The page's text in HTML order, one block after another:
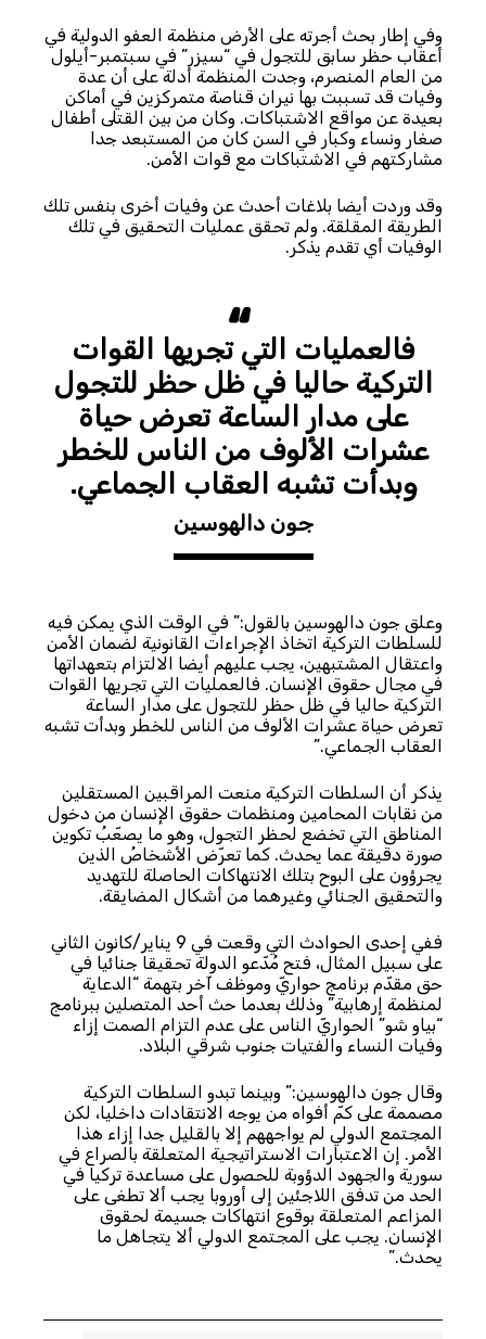
وفي إطار بحث أجرته على الأرض منظمة العفو الدولية في
أعقاب حظر سابق للتجول في “سيزر” في سبتمبر-أيلول
من العام المنصرم، وجدت المنظمة أدلة على أن عدة
وفيات قد تسببت بها نيران قناصة متمركزين في أماكن
بعيدة عن مواقع الاشتباكات. وكان من بين القتلى أطفال
صغار ونساء وكبار في السن كان من المستبعد جدا
مشاركتهم في الاشتباكات مع قوات الأمن.
وقد وردت أيضا بلاغات أحدث عن وفيات أخرى بنفس تلك
الطريقة المقلقة. ولم تحقق عمليات التحقيق في تلك
الوفيات أي تقدم يذكر.
فالعمليات التي تجريها القوات
التركية حاليا في ظل حظر للتجول
على مدار الساعة تعرض حياة
عشرات الألوف من الناس للخطر
وبدأت تشبه العقاب الجماعي.
جون دالهوسين
وعلق جون دالهوسين بالقول:” في الوقت الذي يمكن فيه
للسلطات التركية اتخاذ الإجراءات القانونية لضمان الأمن
واعتقال المشتبهين، يجب عليهم أيضا الالتزام بتعهداتها
في مجال حقوق الإنسان. فالعمليات التي تجريها القوات
التركية حاليا في ظل حظر للتجول على مدار الساعة
تعرض حياة عشرات الألوف من الناس للخطر وبدأت تشبه
العقاب الجماعي.”
يذكر أن السلطات التركية منعت المراقبين المستقلين
من نقابات المحامين ومنظمات حقوق الإنسان من دخول
المناطق التي تخضع لحظر التجول، وهو ما يصعّبُ تكوين
صورة دقيقة عما يحدث. كما تعرّض الأشخاصُ الذين
يجرؤون على البوح بتلك الانتهاكات الحاصلة للتهديد
والتحقيق الجنائي وغيرهما من أشكال المضايقة.
ففي إحدى الحوادث التي وقعت في 9 يناير/كانون الثاني
على سبيل المثال، فتح مُدّعو الدولة تحقيقا جنائيا في
حق مقدّم برنامج حواريّ وموظف آخر بتهمة “الدعاية
لمنظمة إرهابية” وذلك بعدما حث أحد المتصلين ببرنامج
“بياو شو” الحواريّ الناس على عدم التزام الصمت إزاء
وفيات النساء والفتيات جنوب شرقي البلاد.
وقال جون دالهوسين:” وبينما تبدو السلطات التركية
مصممة على كمّ أفواه من يوجه الانتقادات داخليا، لكن
المجتمع الدولي لم يواجههم إلا بالقليل جدا إزاء هذا
الأمر. إن الاعتبارات الاستراتيجية المتعلقة بالصراع في
سورية والجهود الدؤوبة للحصول على مساعدة تركيا في
الحد من تدفق اللاجئين إلى أوروبا يجب ألا تطغى على
المزاعم المتعلقة بوقوع انتهاكات جسيمة لحقوق
الإنسان. يجب على المجتمع الدولي ألا يتجاهل ما
يحدث.”